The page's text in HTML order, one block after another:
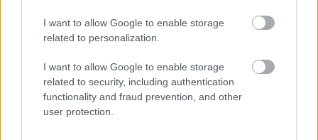
I want to allow Google to enable storage
related to personalization.
I want to allow Google to enable storage
related to security, including authentication
functionality and fraud prevention, and other
user protection.